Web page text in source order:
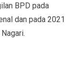
BPD pada
dan pada 2021